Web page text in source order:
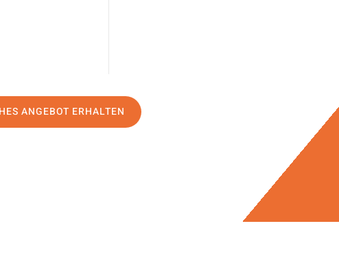
ANGEBOT ERHALTEN